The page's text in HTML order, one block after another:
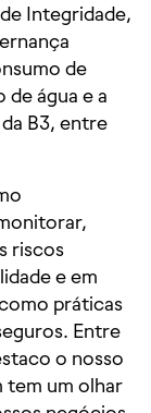
Integridade,
de
de água e a
B3, entre
riscos
e em
práticas
Entre
o nosso
tem um olhar